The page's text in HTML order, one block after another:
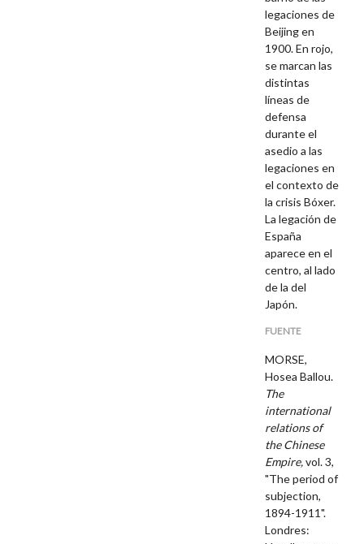
legaciones de
Beijing en
1900. En rojo,
se marcan las
distintas
líneas de
defensa
durante el
asedio a las
legaciones en
el contexto de
la crisis Bóxer.
La legación de
España
aparece en el
centro, al lado
de la del
Japón.
FUENTE
MORSE,
Hosea Ballou.
The
international
relations of
the Chinese
Empire,vol. 3,
"The period of
subjection,
1894-1911".
Londres: